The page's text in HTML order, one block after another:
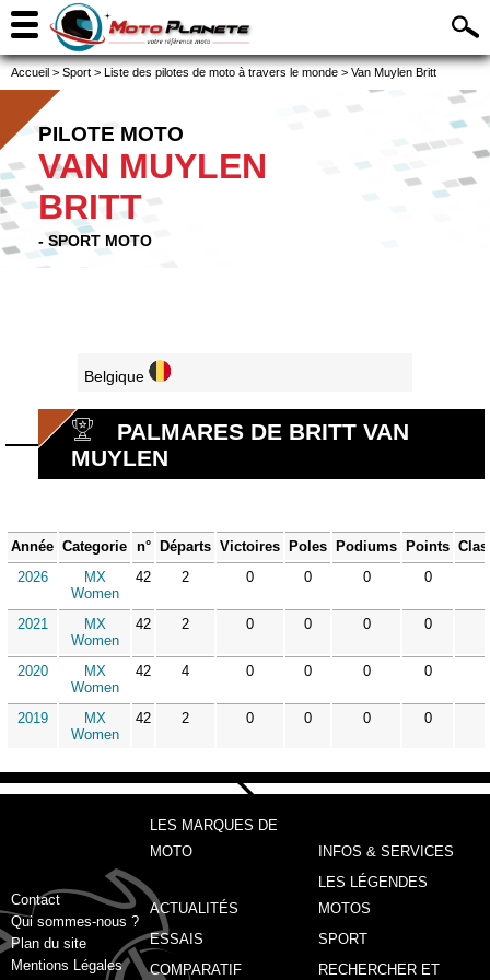
Accueil > Sport > Liste des pilotes de moto à travers le monde > Van Muylen Britt
PILOTE MOTO
VAN MUYLEN
BRITT
- SPORT MOTO
Belgique
PALMARES DE BRITT VAN
MUYLEN
Année Categorie n° Départs Victoires Poles Podiums Points
2026
MX
Women
42 2 0 0 0 0
2021
MX
Women
42 2 0 0 0 0
2020
MX
Women
42 4 0 0 0 0
2019
MX
Women
42 2 0 0 0 0
Contact
Qui sommes-nous ?
Plan du site
Mentions Légales
LES MARQUES DE
MOTO
INFOS & SERVICES
ACTUALITÉS
LES LÉGENDES
MOTOS
ESSAIS
SPORT
COMPARATIF
RECHERCHER ET